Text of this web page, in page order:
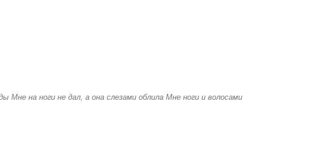
на ноги не дал, а она слезами облила Мне ноги и волосами